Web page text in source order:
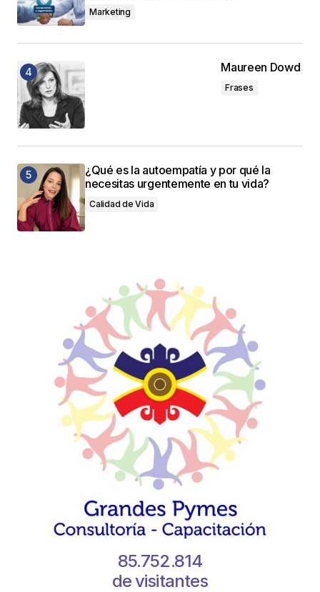
Marketing
Maureen Dowd
Frases
¿Qué es la autoempatía y por qué la
necesitas urgentemente en tu vida?
Calidad de Vida
85.752.814
de visitantes